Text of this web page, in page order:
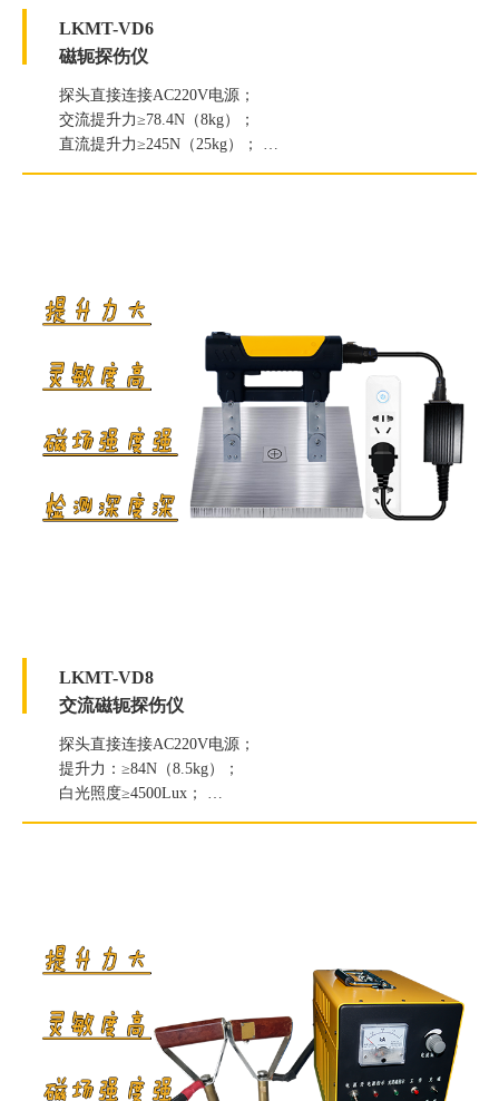
LKMT-VD6
磁轭探伤仪
探头直接连接AC220V电源；
交流提升力≥78.4N（8kg）；
直流提升力≥245N（25kg）；
LKMT-VD8
交流磁轭探伤仪
探头直接连接AC220V电源；
提升力：≥84N（8.5kg）；
白光照度≥4500Lux；